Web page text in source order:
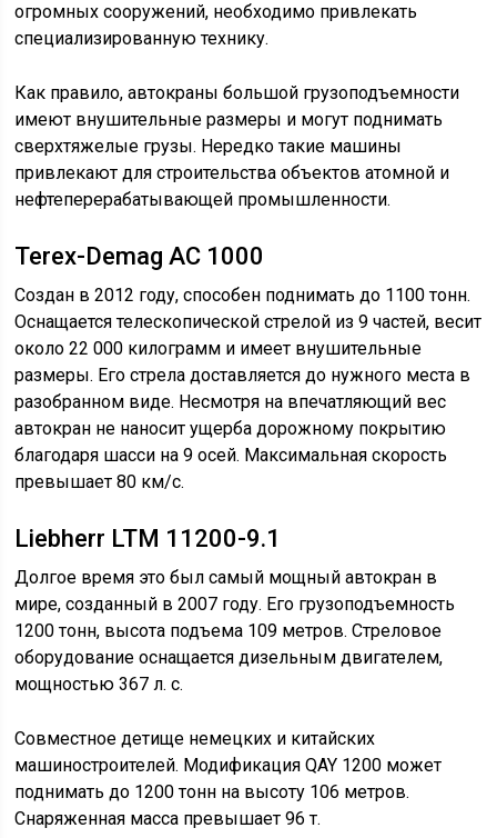
огромных сооружений, необходимо привлекать
специализированную технику.
Как правило, автокраны большой грузоподъемности
имеют внушительные размеры и могут поднимать
сверхтяжелые грузы. Нередко такие машины
привлекают для строительства объектов атомной и
нефтеперерабатывающей промышленности.
Terex-Demag AC 1000
Создан в 2012 году, способен поднимать до 1100 тонн.
Оснащается телескопической стрелой из 9 частей, весит
около 22 000 килограмм и имеет внушительные
размеры. Его стрела доставляется до нужного места в
разобранном виде. Несмотря на впечатляющий вес
автокран не наносит ущерба дорожному покрытию
благодаря шасси на 9 осей. Максимальная скорость
превышает 80 км/с.
Liebherr LTM 11200-9.1
Долгое время это был самый мощный автокран в
мире, созданный в 2007 году. Его грузоподъемность
1200 тонн, высота подъема 109 метров. Стреловое
оборудование оснащается дизельным двигателем,
мощностью 367 л. с.
Совместное детище немецких и китайских
машиностроителей. Модификация QAY 1200 может
поднимать до 1200 тонн на высоту 106 метров.
Снаряженная масса превышает 96 т.